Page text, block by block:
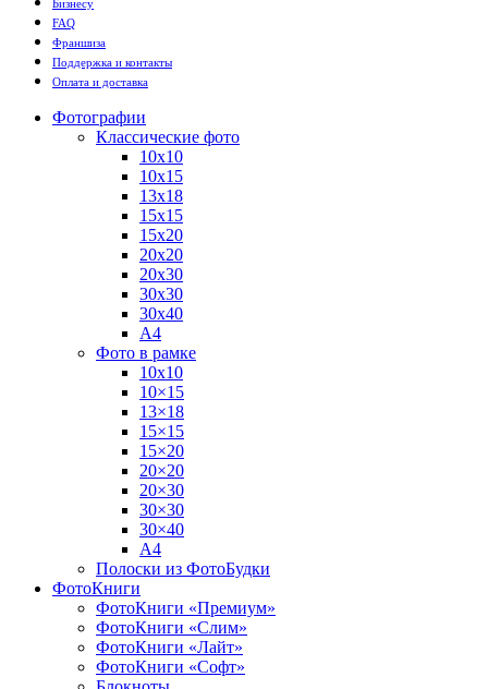
Бизнесу
FAQ
Франшиза
Поддержка и контакты
Оплата и доставка
Фотографии
Классические фото
10х10
10х15
13х18
15х15
15х20
20х20
20х30
30х30
30х40
А4
Фото в рамке
10х10
10×15
13×18
15×15
15×20
20×20
20×30
30×30
30×40
A4
Полоски из ФотоБудки
ФотоКниги
ФотоКниги «Премиум»
ФотоКниги «Слим»
ФотоКниги «Лайт»
ФотоКниги «Софт»